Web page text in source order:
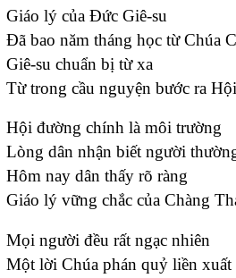
Giáo lý của Đức Giê-su
Đã bao năm tháng học từ Chúa
Giê-su chuẩn bị từ xa
Từ trong cầu nguyện bước ra
Hội đường chính là môi trường
Lòng dân nhận biết người
Hôm nay dân thấy rõ ràng
Giáo lý vững chắc của Chàng
Mọi người đều rất ngạc nhiên
Một lời Chúa phán quỷ liền xuất